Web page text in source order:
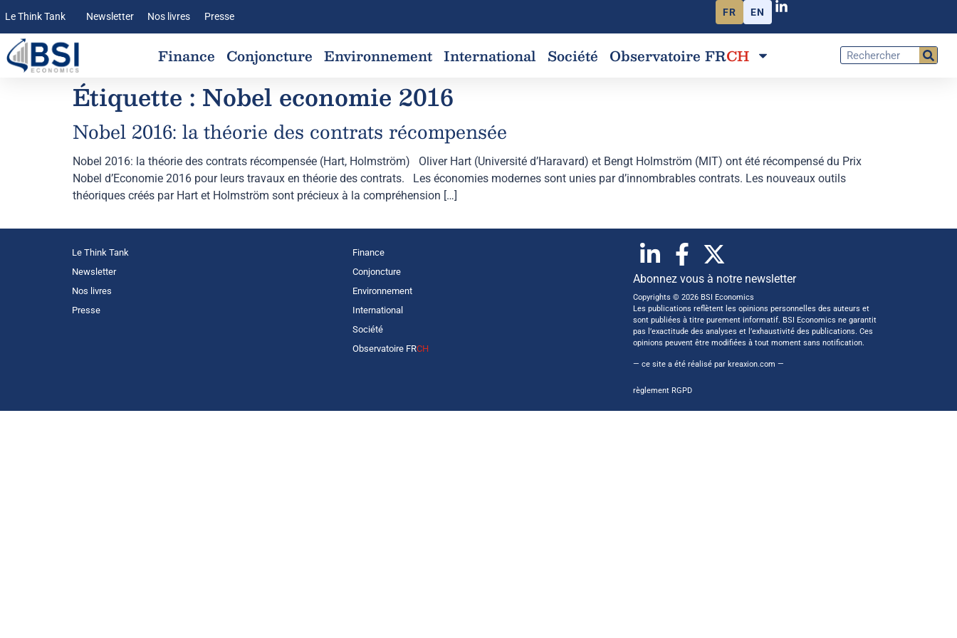
Le Think Tank Newsletter Nos livres Presse FR EN
Finance Conjoncture Environnement International Société Observatoire FRCH
Étiquette : Nobel economie 2016
Nobel 2016: la théorie des contrats récompensée
Nobel 2016: la théorie des contrats récompensée (Hart, Holmström) Oliver Hart (Université d’Haravard) et Bengt Holmström (MIT) ont été récompensé du Prix
Nobel d’Economie 2016 pour leurs travaux en théorie des contrats. Les économies modernes sont unies par d’innombrables contrats. Les nouveaux outils
théoriques créés par Hart et Holmström sont précieux à la compréhension […]
Le Think Tank
Newsletter
Nos livres
Presse
Finance
Conjoncture
Environnement
International
Société
Observatoire FRCH
Abonnez vous à notre newsletter
Copyrights © 2026 BSI Economics
Les publications reflètent les opinions personnelles des auteurs et
sont publiées à titre purement informatif. BSI Economics ne garantit
pas l’exactitude des analyses et l’exhaustivité des publications. Ces
opinions peuvent être modifiées à tout moment sans notification.
— ce site a été réalisé par kreaxion.com —
règlement RGPD